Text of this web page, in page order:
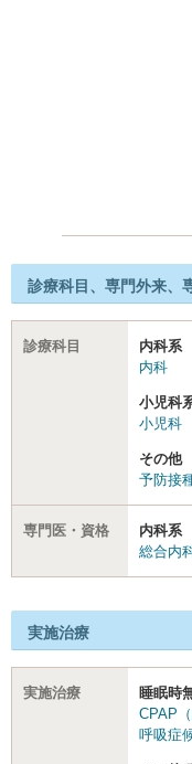
診療科目、専門外来、
診療科目
内科系
内科
小児科
小児科
その他
予防接
専門医・資格
内科系
総合内
実施治療
実施治療
睡眠時
CPAP
呼吸症